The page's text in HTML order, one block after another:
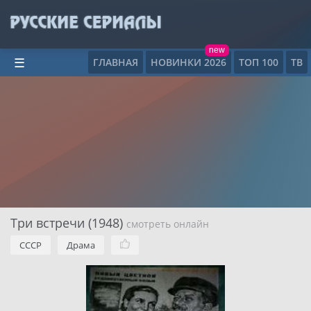
ГЛАВНАЯ НОВИНКИ 2026
new
ТОП 100 ТВ
☰
Три встречи (1948) смотреть онлайн
СССР Драма